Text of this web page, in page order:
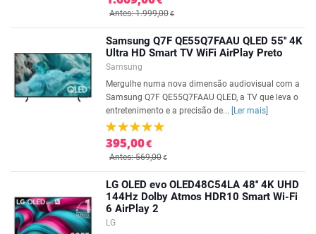
Antes: 1.999,00€
Samsung Q7F QE55Q7FAAU QLED 55'' 4K
Ultra HD Smart TV WiFi AirPlay Preto
Samsung
Mergulhe numa nova dimensão audiovisual com a
Samsung Q7F QE55Q7FAAU QLED, a TV que leva o
entretenimento e a precisão de...
[Ler mais]
395,00€
Antes: 569,00€
LG OLED evo OLED48C54LA 48'' 4K UHD
144Hz Dolby Atmos HDR10 Smart Wi-Fi
6 AirPlay 2
LG